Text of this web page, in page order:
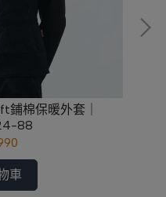
鋪棉保暖外套｜
88
車